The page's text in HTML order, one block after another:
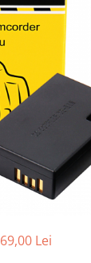
69,00 Lei